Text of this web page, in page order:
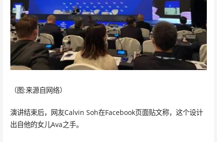
（图:来源自网络）
演讲结束后，网友Calvin Soh在Facebook页面贴文称，这个设计
出自他的女儿Ava之手。